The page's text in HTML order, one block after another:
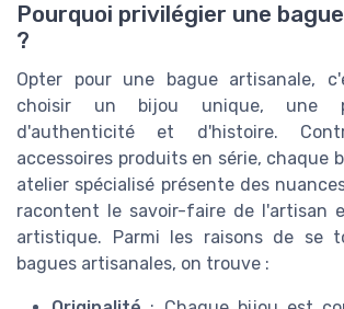
Pourquoi privilégier une
?
Opter pour une bague artisanale,
choisir un bijou unique, une
d'authenticité et d'histoire.
accessoires produits en série, chaque
atelier spécialisé présente des
racontent le savoir-faire de l'artisan
artistique. Parmi les raisons de se
bagues artisanales, on trouve :